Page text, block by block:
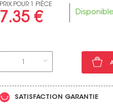
marques
PRIX POUR 1 PIÈCE
7.35 €
1
SATISFACTION GARANTIE